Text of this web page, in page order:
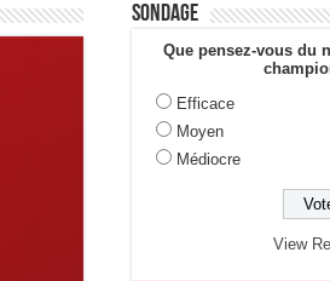
Sondage
Que pensez-vous du
Efficace
Moyen
Médiocre
View